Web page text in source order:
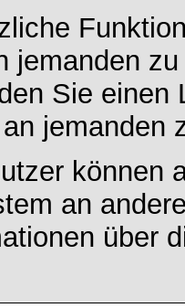
jemanden
Sie
jemanden
können
an
über